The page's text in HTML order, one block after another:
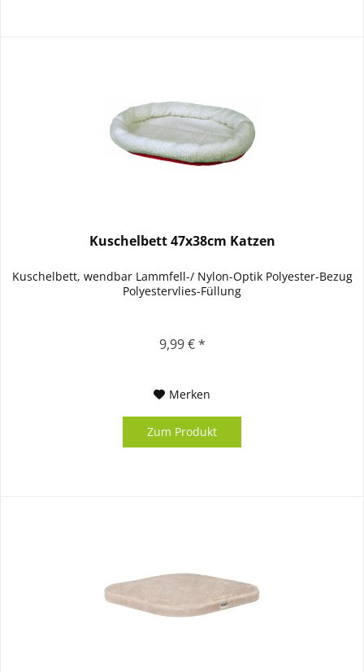
Kuschelbett 47x38cm Katzen
Kuschelbett, wendbar Lammfell-/ Nylon-Optik Polyester-Bezug
Polyestervlies-Füllung
9,99 € *
Merken
Zum Produkt